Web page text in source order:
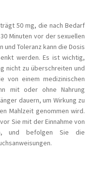
50 mg, die nach Bedarf
Minuten vor der sexuellen
Toleranz kann die Dosis
werden. Es ist wichtig,
nicht zu überschreiten und
von einem medizinischen
mit oder ohne Nahrung
dauern, um Wirkung zu
Mahlzeit genommen wird.
Sie mit der Einnahme von
und befolgen Sie die